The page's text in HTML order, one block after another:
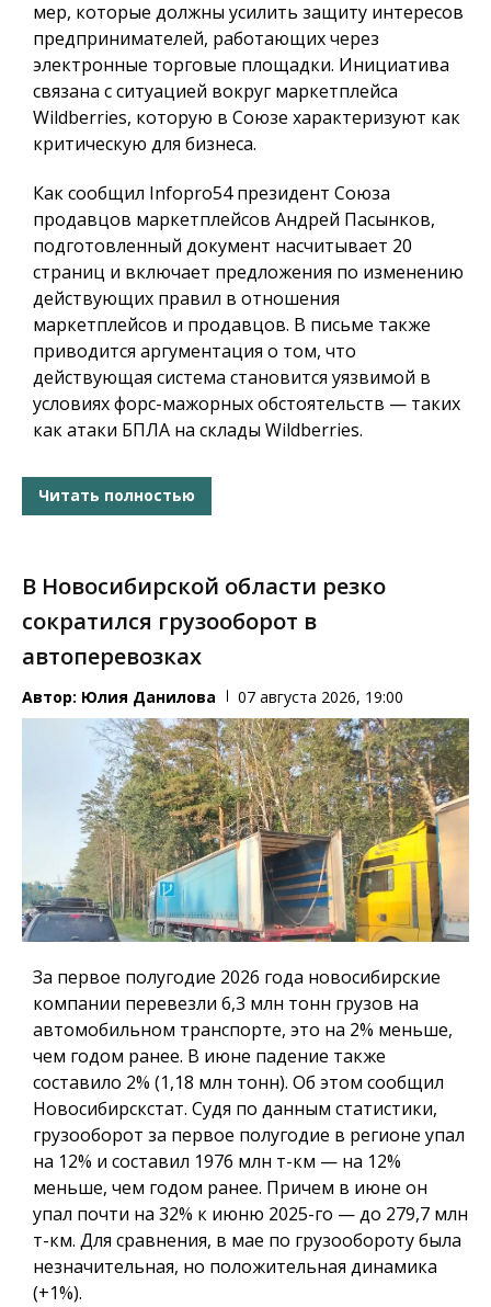
мер, которые должны усилить защиту интересов
предпринимателей, работающих через
электронные торговые площадки. Инициатива
связана с ситуацией вокруг маркетплейса
Wildberries, которую в Союзе характеризуют как
критическую для бизнеса.
Как сообщил Infopro54президент Союза
продавцов маркетплейсов Андрей Пасынков,
подготовленный документ насчитывает 20
страниц и включает предложения по изменению
действующих правил в отношения
маркетплейсов и продавцов. В письме также
приводится аргументация о том, что
действующая система становится уязвимой в
условиях форс-мажорных обстоятельств — таких
как атаки БПЛА на склады Wildberries.
Читать полностью
В Новосибирской области резко
сократился грузооборот в
автоперевозках
Автор: Юлия Данилова 07 августа 2026, 19:00
За первое полугодие 2026 года новосибирские
компании перевезли 6,3 млн тонн грузов на
автомобильном транспорте, это на 2% меньше,
чем годом ранее. В июне падение также
составило 2% (1,18 млн тонн). Об этом сообщил
Новосибирскстат. Судя по данным статистики,
грузооборот за первое полугодие в регионе упал
на 12% и составил 1976 млн т-км — на 12%
меньше, чем годом ранее. Причем в июне он
упал почти на 32% к июню 2025-го — до 279,7 млн
т-км. Для сравнения, в мае по грузообороту была
незначительная, но положительная динамика
(+1%).